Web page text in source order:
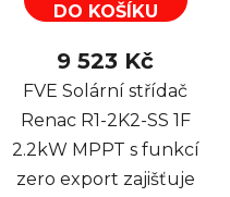
DO KOŠÍKU
9 523 Kč
FVE Solární střídač
Renac R1-2K2-SS 1F
2.2kW MPPT s funkcí
zero export zajišťuje